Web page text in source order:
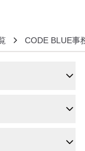
CODE BLUE事